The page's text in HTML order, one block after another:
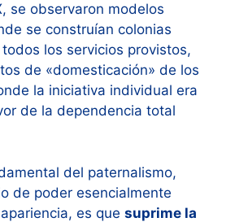
se observaron modelos
se construían colonias
los servicios provistos,
de «domesticación» de los
la iniciativa individual era
de la dependencia total
del paternalismo,
de poder esencialmente
es que suprime la